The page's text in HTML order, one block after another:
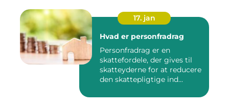
17. jan
Hvad er personfradrag
Personfradrag er en
skattefordele, der gives til
skatteyderne for at reducere
den skattepligtige ind...